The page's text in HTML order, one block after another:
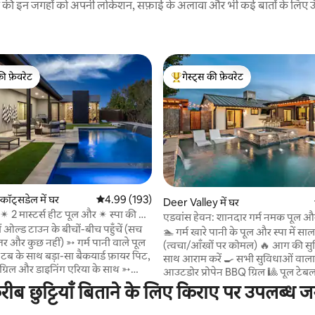
इन जगहों को अपनी लोकेशन, सफ़ाई के अलावा और भी कई बातों के लिए
फ़ेवरेट
फ़ेवरेट
में घर औसत रेटिंग 5 में से 4.99, 193 समीक्षाएँ
4.99 (193)
2 मास्टर्स हीट पूल और ✴ स्पा की सैर
ओल्ड टाउन के बीचों-बीच पहुँचें (सच
और कुछ नहीं) ➳ गर्म पानी वाले पूल
के साथ बड़ा-सा बैकयार्ड फ़ायर पिट,
और डाइनिंग एरिया के साथ ➳
लिविंग स्पेस ➳ दो बड़े मास्टर सुइट
➳ लिविंग रूम में कोलैप्सिबल वॉल
के अंदर-बाहर कहीं भी रहने की
गेस्ट्स का टॉप फ़ेवरेट
गेस्ट्स की फ़ेवरेट
Deer Valley में घर
एडवांस हेवन: शानदार गर्म नमक पूल
🏊 गर्म खारे पानी के पूल और स्पा में
(त्वचा/आँखों पर कोमल) 🔥 आग की
साथ आराम करें 🍳 सभी सुविधाओं
आउटडोर प्रोपेन BBQ ग्रिल 🎱 पूल
डार्ट्स और बड़ी स्क्रीन वाले टीवी के
AZ के मौसम का आनंद लेने के लिए
बिताने के लिए किराए पर उपलब्ध